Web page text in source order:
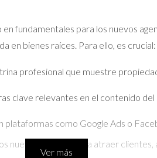
fundamentales para los nuevos
en bienes raíces. Para ello, es crucial:
profesional que muestre
clave relevantes en el contenido
plataformas como Google Ads o
nuevos agentes para atraer
Ver más